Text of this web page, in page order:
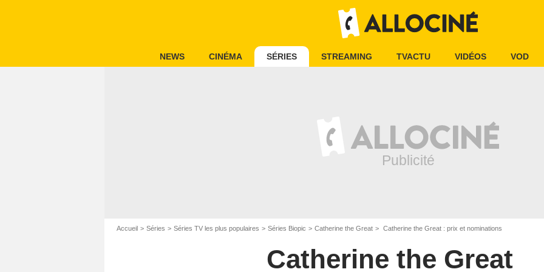
NEWS CINÉMA SÉRIES STREAMING TVACTU VIDÉOS VOD
Accueil Séries Séries TV les plus populaires Séries Biopic Catherine the Great Catherine the Great : prix et nominations
Catherine the Great